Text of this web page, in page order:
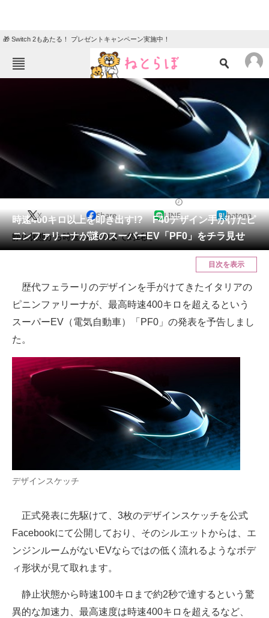
🎁 Switch 2もあたる！ プレゼントキャンペーン実施中！
ニュース
地域
住まい 教育・育児
リサーチ
会員記事
メディア
ITの今と未来を見通す
スマホと通信の最新トレンド
好きが集まる 比べて選べる
ビジネスと働き方のヒント
AI活用のいまが分かる
ITエンジニア向け専門サイト
企業向けIT製品の総合サイト
製造業のIT導入・活用を支援
時速400キロ以上を叩き出す!? F40デザイン手がけたピ
ニンファリーナが謎のスーパーEV「PF0」をチラ見せ
X Share LINE hatena
静止状態から時速100キロまで約2秒。
目次を表示
歴代フェラーリのデザインを手がけてきたイタリアの
ピニンファリーナが、最高時速400キロを超えるという
スーパーEV（電気自動車）「PF0」の発表を予告しまし
た。
デザインスケッチ
正式発表に先駆けて、3枚のデザインスケッチを公式
Facebookにて公開しており、そのシルエットからは、エ
ンジンルームがないEVならではの低く流れるようなボデ
ィ形状が見て取れます。
静止状態から時速100キロまで約2秒で達するという驚
異的な加速力、最高速度は時速400キロを超えるなど、